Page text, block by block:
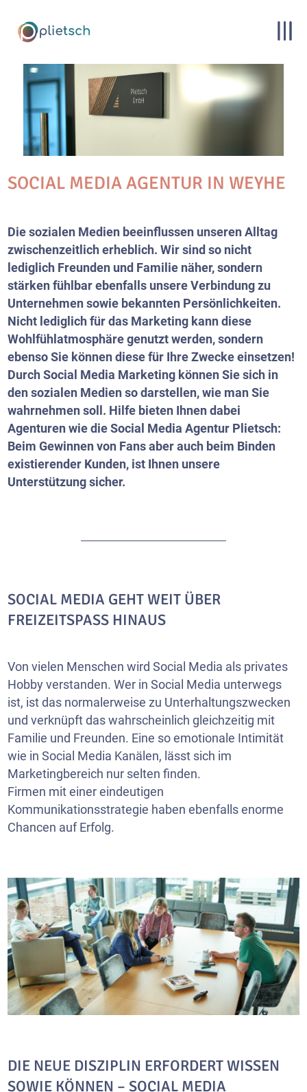
SOCIAL MEDIA AGENTUR IN WEYHE
Die sozialen Medien beeinflussen unseren Alltag
zwischenzeitlich erheblich. Wir sind so nicht
lediglich Freunden und Familie näher, sondern
stärken fühlbar ebenfalls unsere Verbindung zu
Unternehmen sowie bekannten Persönlichkeiten.
Nicht lediglich für das Marketing kann diese
Wohlfühlatmosphäre genutzt werden, sondern
ebenso Sie können diese für Ihre Zwecke einsetzen!
Durch Social Media Marketing können Sie sich in
den sozialen Medien so darstellen, wie man Sie
wahrnehmen soll. Hilfe bieten Ihnen dabei
Agenturen wie die Social Media Agentur Plietsch:
Beim Gewinnen von Fans aber auch beim Binden
existierender Kunden, ist Ihnen unsere
Unterstützung sicher.
SOCIAL MEDIA GEHT WEIT ÜBER
FREIZEITSPASS HINAUS
Von vielen Menschen wird Social Media als privates
Hobby verstanden. Wer in Social Media unterwegs
ist, ist das normalerweise zu Unterhaltungszwecken
und verknüpft das wahrscheinlich gleichzeitig mit
Familie und Freunden. Eine so emotionale Intimität
wie in Social Media Kanälen, lässt sich im
Marketingbereich nur selten finden.
Firmen mit einer eindeutigen
Kommunikationsstrategie haben ebenfalls enorme
Chancen auf Erfolg.
DIE NEUE DISZIPLIN ERFORDERT WISSEN
SOWIE KÖNNEN – SOCIAL MEDIA